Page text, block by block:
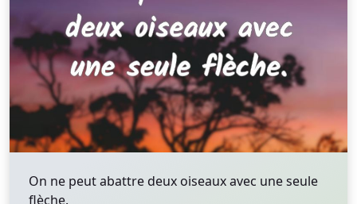
On ne peut abattre deux oiseaux avec une seule
flèche.